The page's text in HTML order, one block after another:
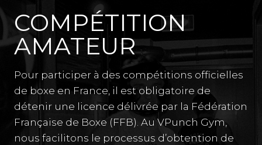
COMPÉTITION
AMATEUR
Pour participer à des compétitions officielles
de boxe en France, il est obligatoire de
détenir une licence délivrée par la Fédération
Française de Boxe (FFB). Au VPunch Gym,
nous facilitons le processus d’obtention de